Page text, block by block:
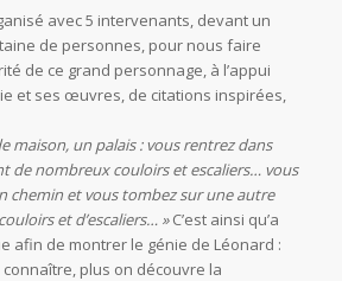
avec 5 intervenants, devant un
de personnes, pour nous faire
de ce grand personnage, à l’appui
et ses œuvres, de citations inspirées,
maison, un palais : vous rentrez dans
de nombreux couloirs et escaliers… vous
chemin et vous tombez sur une autre
et d’escaliers… »C’est ainsi qu’a
afin de montrer le génie de Léonard :
plus on découvre la